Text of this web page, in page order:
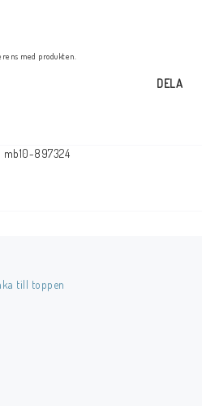
med produkten.
DELA
mb10-897324
till toppen